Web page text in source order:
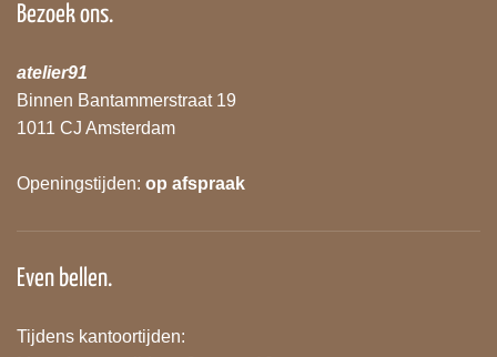
Bezoek ons.
atelier91
Binnen Bantammerstraat 19
1011 CJ Amsterdam
Openingstijden: op afspraak
Even bellen.
Tijdens kantoortijden: